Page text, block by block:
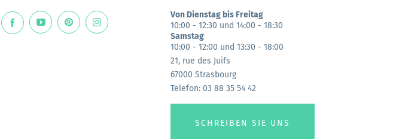
Von Dienstag bis Freitag
10:00 - 12:30 und 14:00 - 18:30
Samstag
10:00 - 12:00 und 13:30 - 18:00
21, rue des Juifs
67000 Strasbourg
Telefon: 03 88 35 54 42
SCHREIBEN SIE UNS